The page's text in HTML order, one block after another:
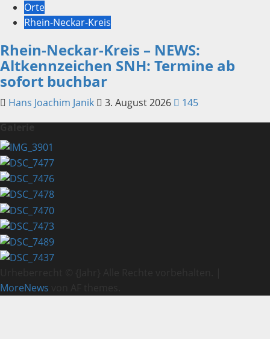
Orte
Rhein-Neckar-Kreis
Rhein-Neckar-Kreis – NEWS:
Altkennzeichen SNH: Termine ab
sofort buchbar
Hans Joachim Janik 3. August 2026
145
MoreNews